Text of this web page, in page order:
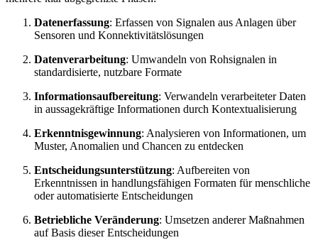
Datenerfassung: Erfassen von Signalen aus Anlagen über
Sensoren und Konnektivitätslösungen
Datenverarbeitung: Umwandeln von Rohsignalen in
standardisierte, nutzbare Formate
Informationsaufbereitung: Verwandeln verarbeiteter Daten
in aussagekräftige Informationen durch Kontextualisierung
Erkenntnisgewinnung: Analysieren von Informationen, um
Muster, Anomalien und Chancen zu entdecken
Entscheidungsunterstützung: Aufbereiten von
Erkenntnissen in handlungsfähigen Formaten für menschliche
oder automatisierte Entscheidungen
Betriebliche Veränderung: Umsetzen anderer Maßnahmen
auf Basis dieser Entscheidungen